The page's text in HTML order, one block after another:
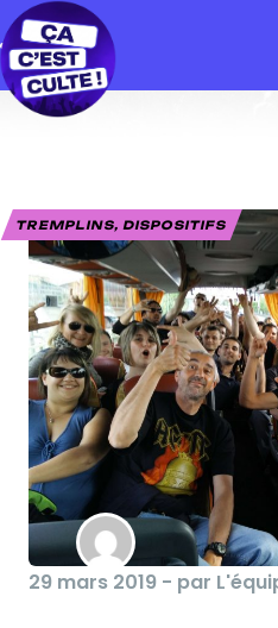
TREMPLINS, DISPOSITIFS
29 mars 2019 - par